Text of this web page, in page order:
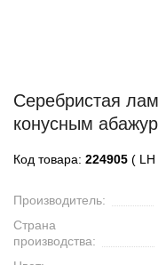
Серебристая
конусным
Код товара: 224905 ( LH
Производитель:
Страна
производства: